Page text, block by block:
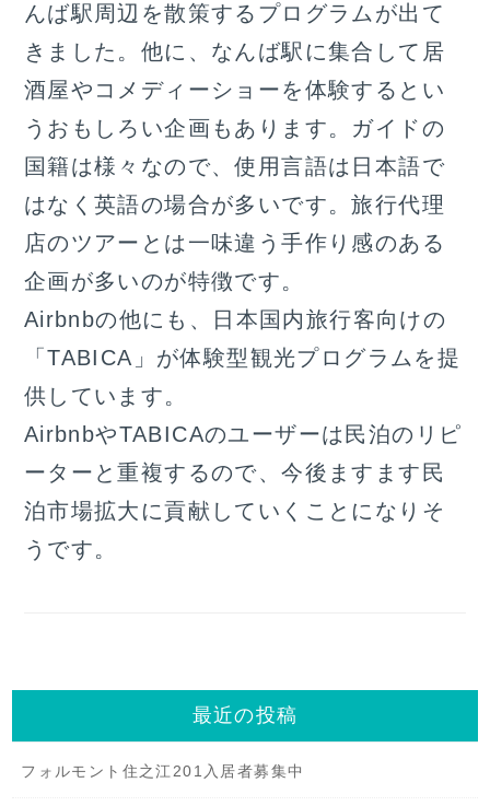
んば駅周辺を散策するプログラムが出て
きました。他に、なんば駅に集合して居
酒屋やコメディーショーを体験するとい
うおもしろい企画もあります。ガイドの
国籍は様々なので、使用言語は日本語で
はなく英語の場合が多いです。旅行代理
店のツアーとは一味違う手作り感のある
企画が多いのが特徴です。
Airbnbの他にも、日本国内旅行客向けの
「TABICA」が体験型観光プログラムを提
供しています。
AirbnbやTABICAのユーザーは民泊のリピ
ーターと重複するので、今後ますます民
泊市場拡大に貢献していくことになりそ
うです。
最近の投稿
フォルモント住之江201入居者募集中